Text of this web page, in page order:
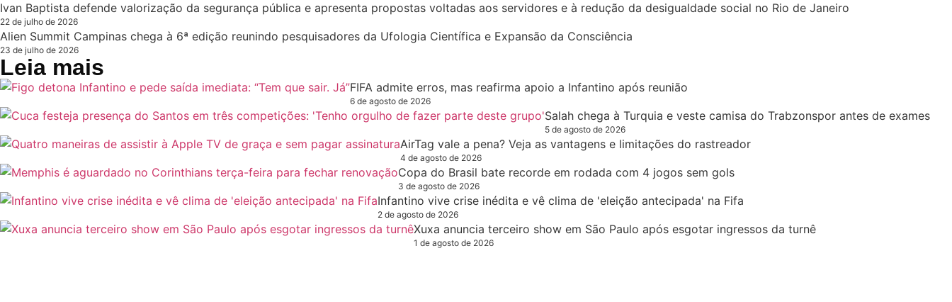
Ivan Baptista defende valorização da segurança pública e apresenta propostas voltadas aos servidores e à redução da desigualdade social no Rio de Janeiro
22 de julho de 2026
Alien Summit Campinas chega à 6ª edição reunindo pesquisadores da Ufologia Científica e Expansão da Consciência
23 de julho de 2026
Leia mais
FIFA admite erros, mas reafirma apoio a Infantino após reunião
6 de agosto de 2026
Salah chega à Turquia e veste camisa do Trabzonspor antes de exames
5 de agosto de 2026
AirTag vale a pena? Veja as vantagens e limitações do rastreador
4 de agosto de 2026
Copa do Brasil bate recorde em rodada com 4 jogos sem gols
3 de agosto de 2026
Infantino vive crise inédita e vê clima de 'eleição antecipada' na Fifa
2 de agosto de 2026
Xuxa anuncia terceiro show em São Paulo após esgotar ingressos da turnê
1 de agosto de 2026